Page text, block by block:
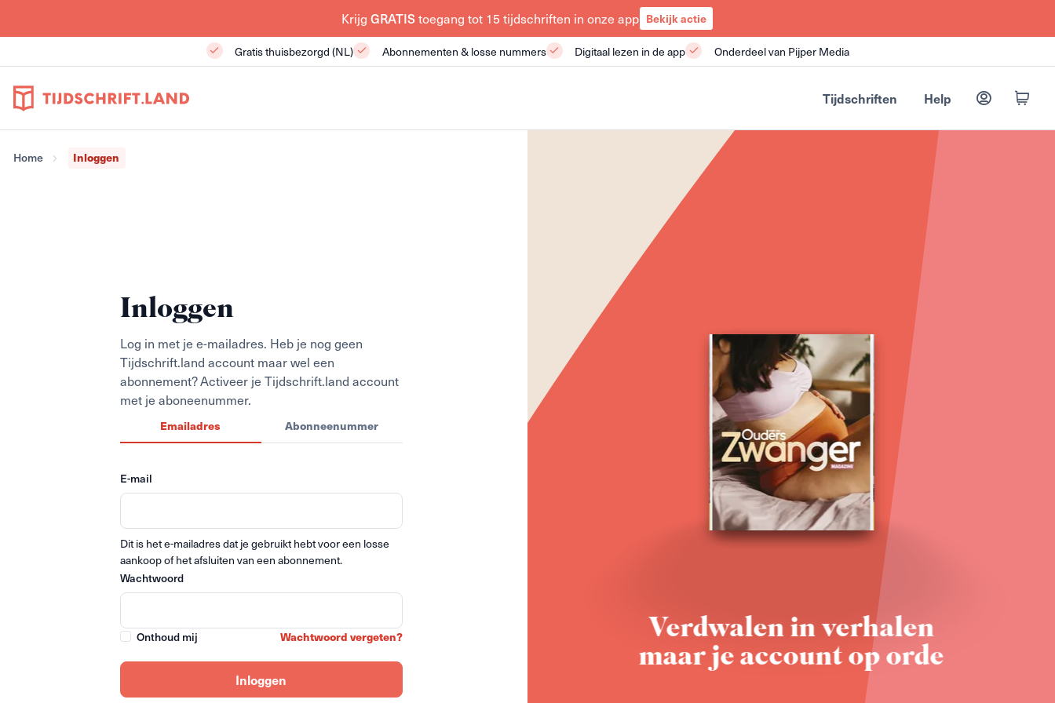
Krijg GRATIStoegang tot 15 tijdschriften in onze app Bekijk actie
Gratis thuisbezorgd (NL) Abonnementen & losse nummers Digitaal lezen in de app Onderdeel van Pijper Media
Tijdschriften Help
Home Inloggen
Inloggen
Log in met je e-mailadres. Heb je nog geen
Tijdschrift.land account maar wel een
abonnement? Activeer je Tijdschrift.land account
met je aboneenummer.
Emailadres
E-mail
Dit is het e-mailadres dat je gebruikt hebt voor een losse
aankoop of het afsluiten van een abonnement.
Wachtwoord
Onthoud mij Wachtwoord vergeten?
Inloggen
Abonneenummer
Verdwalen in verhalen
maar je account op orde